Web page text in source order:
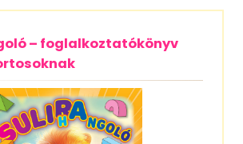
– foglalkoztatókönyv